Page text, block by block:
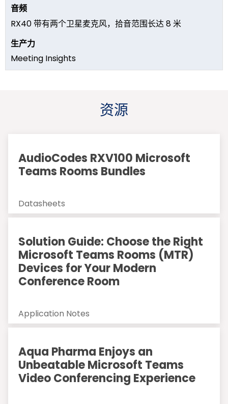
RX40 带有两个卫星麦克风，拾音范围长达 8 米
Meeting Insights
资源
AudioCodes RXV100 Microsoft
Teams Rooms Bundles
Datasheets
Solution Guide: Choose the Right
Microsoft Teams Rooms (MTR)
Devices for Your Modern
Conference Room
Application Notes
Aqua Pharma Enjoys an
Unbeatable Microsoft Teams
Video Conferencing Experience